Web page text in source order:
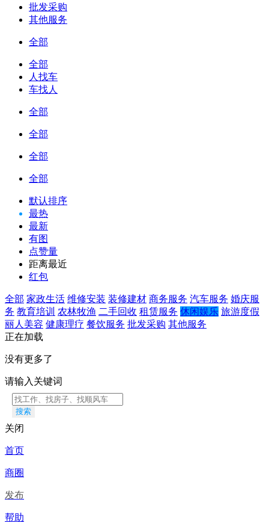
批发采购
其他服务
全部
全部
人找车
车找人
全部
全部
全部
全部
默认排序
最热
最新
有图
点赞量
距离最近
红包
全部 家政生活 维修安装 装修建材 商务服务 汽车服务 婚庆服
务 教育培训 农林牧渔 二手回收 租赁服务 休闲娱乐 旅游度假
丽人美容 健康理疗 餐饮服务 批发采购 其他服务
正在加载
没有更多了
请输入关键词
搜索
关闭
首页
商圈
发布
帮助